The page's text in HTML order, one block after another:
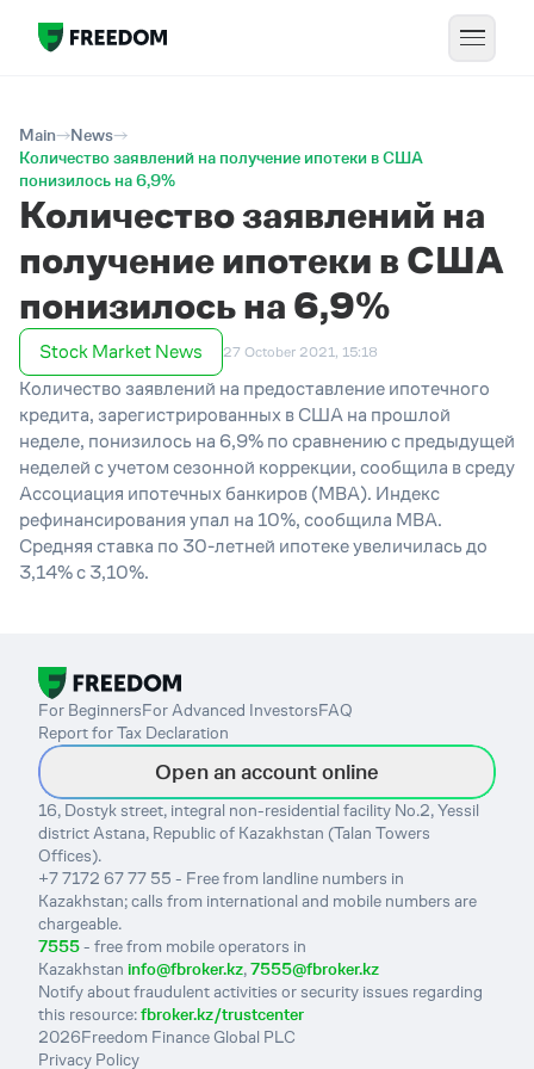
Main
News
Количество заявлений на получение ипотеки в США
понизилось на 6,9%
Количество заявлений на
получение ипотеки в США
понизилось на 6,9%
Stock Market News 27 October 2021, 15:18
Количество заявлений на предоставление ипотечного
кредита, зарегистрированных в США на прошлой
неделе, понизилось на 6,9% по сравнению с предыдущей
неделей с учетом сезонной коррекции, сообщила в среду
Ассоциация ипотечных банкиров (MBA). Индекс
рефинансирования упал на 10%, сообщила MBA.
Средняя ставка по 30-летней ипотеке увеличилась до
3,14% с 3,10%.
For BeginnersFor Advanced InvestorsFAQ
Report for Tax Declaration
Open an account online
16, Dostyk street, integral non-residential facility No.2, Yessil
district Astana, Republic of Kazakhstan (Talan Towers
Offices).
+7 7172 67 77 55 - Free from landline numbers in
Kazakhstan; calls from international and mobile numbers are
chargeable.
7555- free from mobile operators in
Kazakhstan info@fbroker.kz,7555@fbroker.kz
Notify about fraudulent activities or security issues regarding
this resource:fbroker.kz/trustcenter
2026Freedom Finance Global PLC
Privacy Policy